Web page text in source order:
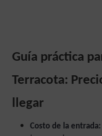
Guía práctica
Terracota:
llegar
Costo de la entrada: